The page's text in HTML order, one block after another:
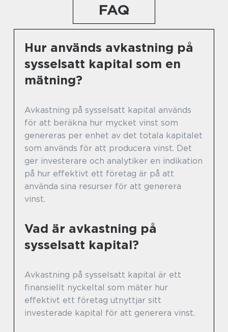
FAQ
Hur används avkastning på
sysselsatt kapital som en
mätning?
Avkastning på sysselsatt kapital används
för att beräkna hur mycket vinst som
genereras per enhet av det totala kapitalet
som används för att producera vinst. Det
ger investerare och analytiker en indikation
på hur effektivt ett företag är på att
använda sina resurser för att generera
vinst.
Vad är avkastning på
sysselsatt kapital?
Avkastning på sysselsatt kapital är ett
finansiellt nyckeltal som mäter hur
effektivt ett företag utnyttjar sitt
investerade kapital för att generera vinst.